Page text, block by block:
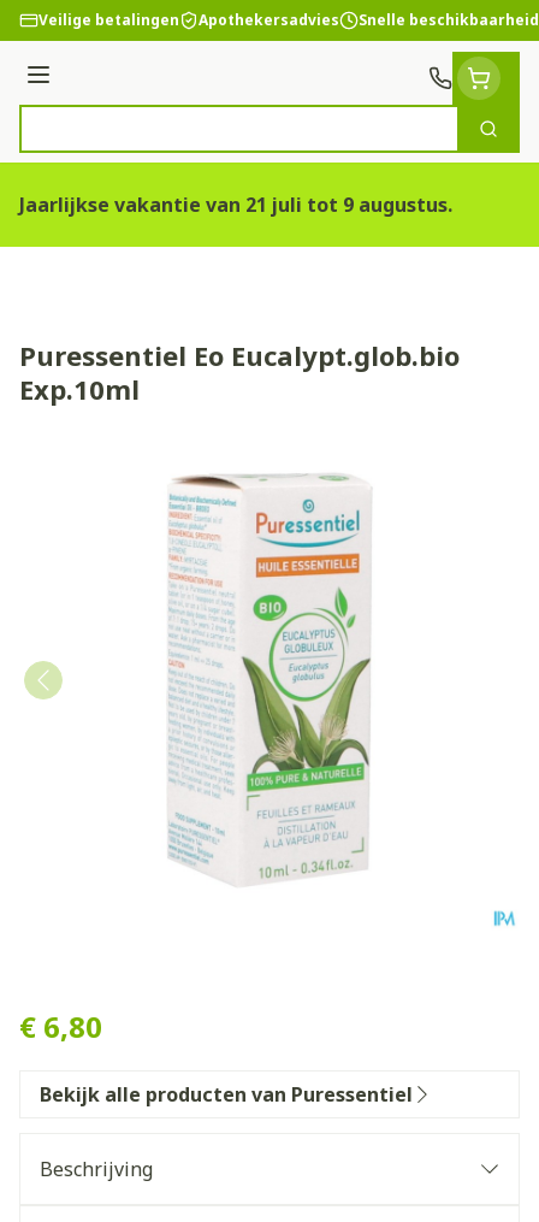
Ga naar de inhoud
Veilige betalingen Apothekersadvies Snelle beschikbaarheid
Menu
Zoek
Jaarlijkse vakantie van 21 juli tot 9 augustus.
Puressentiel Eo Eucalypt.glob.bio
Exp.10ml
€ 6,80
Bekijk alle producten van Puressentiel
Beschrijving